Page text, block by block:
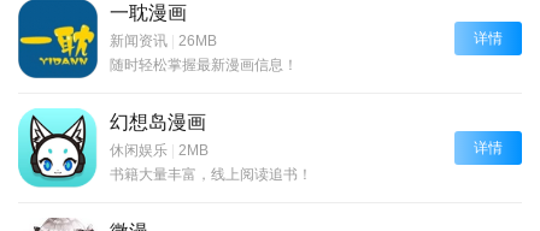
一耽漫画
新闻资讯 | 26MB
随时轻松掌握最新漫画信息！
详情
幻想岛漫画
休闲娱乐 | 2MB
书籍大量丰富，线上阅读追书！
详情